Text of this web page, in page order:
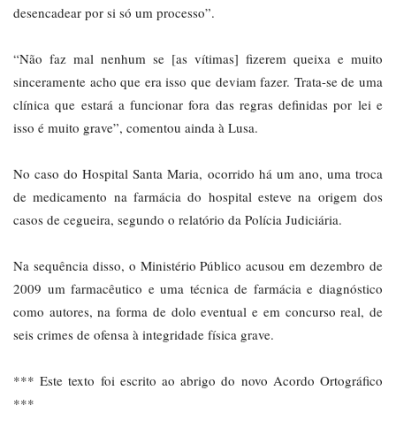
desencadear por si só um processo”.
“Não faz mal nenhum se [as vítimas] fizerem queixa e muito
sinceramente acho que era isso que deviam fazer. Trata-se de uma
clínica que estará a funcionar fora das regras definidas por lei e
isso é muito grave”, comentou ainda à Lusa.
No caso do Hospital Santa Maria, ocorrido há um ano, uma troca
de medicamento na farmácia do hospital esteve na origem dos
casos de cegueira, segundo o relatório da Polícia Judiciária.
Na sequência disso, o Ministério Público acusou em dezembro de
2009 um farmacêutico e uma técnica de farmácia e diagnóstico
como autores, na forma de dolo eventual e em concurso real, de
seis crimes de ofensa à integridade física grave.
*** Este texto foi escrito ao abrigo do novo Acordo Ortográfico
***